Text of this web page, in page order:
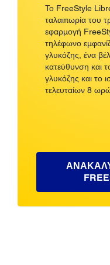
Το FreeStyle
ταλαιπωρία του
εφαρμογή
τηλέφωνο
γλυκόζης, ένα
κατεύθυνση και
γλυκόζης και το
τελευταίων 8